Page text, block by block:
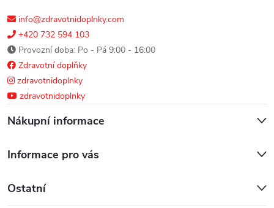
info@zdravotnidoplnky.com
+420 732 594 103
Provozní doba: Po - Pá 9:00 - 16:00
Zdravotní doplňky
zdravotnidoplnky
zdravotnidoplnky
Nákupní informace
Informace pro vás
Ostatní